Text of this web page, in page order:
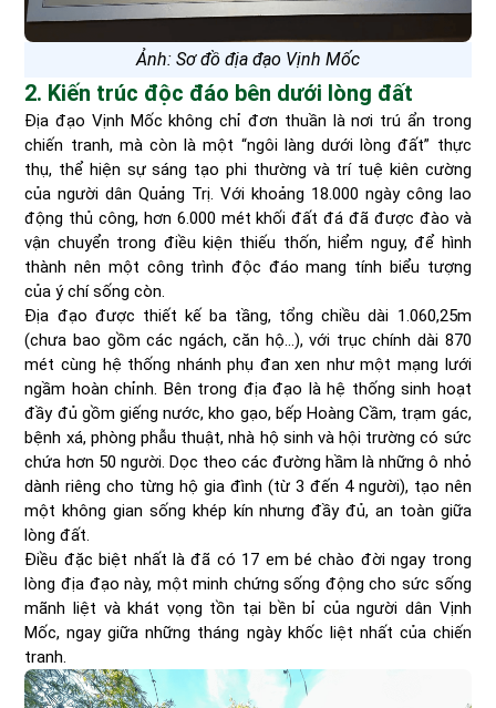
Ảnh: Sơ đồ địa đạo Vịnh Mốc
2. Kiến trúc độc đáo bên dưới lòng đất
Địa đạo Vịnh Mốc không chỉ đơn thuần là nơi trú ẩn trong
chiến tranh, mà còn là một “ngôi làng dưới lòng đất” thực
thụ, thể hiện sự sáng tạo phi thường và trí tuệ kiên cường
của người dân Quảng Trị. Với khoảng 18.000 ngày công lao
động thủ công, hơn 6.000 mét khối đất đá đã được đào và
vận chuyển trong điều kiện thiếu thốn, hiểm nguy, để hình
thành nên một công trình độc đáo mang tính biểu tượng
của ý chí sống còn.
Địa đạo được thiết kế ba tầng, tổng chiều dài 1.060,25m
(chưa bao gồm các ngách, căn hộ...), với trục chính dài 870
mét cùng hệ thống nhánh phụ đan xen như một mạng lưới
ngầm hoàn chỉnh. Bên trong địa đạo là hệ thống sinh hoạt
đầy đủ gồm giếng nước, kho gạo, bếp Hoàng Cầm, trạm gác,
bệnh xá, phòng phẫu thuật, nhà hộ sinh và hội trường có sức
chứa hơn 50 người. Dọc theo các đường hầm là những ô nhỏ
dành riêng cho từng hộ gia đình (từ 3 đến 4 người), tạo nên
một không gian sống khép kín nhưng đầy đủ, an toàn giữa
lòng đất.
Điều đặc biệt nhất là đã có 17 em bé chào đời ngay trong
lòng địa đạo này, một minh chứng sống động cho sức sống
mãnh liệt và khát vọng tồn tại bền bỉ của người dân Vịnh
Mốc, ngay giữa những tháng ngày khốc liệt nhất của chiến
tranh.